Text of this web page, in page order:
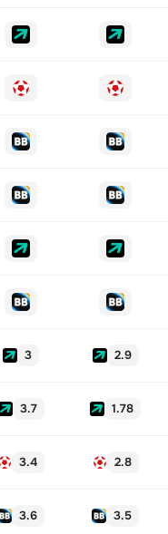
3 2.9
3.7 1.78
3.4 2.8
3.6 3.5